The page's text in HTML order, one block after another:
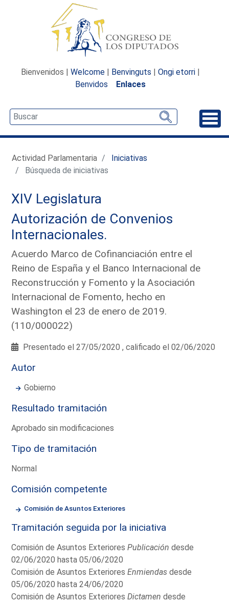
Bienvenidos | Welcome | Benvinguts | Ongi etorri |
Benvidos
Enlaces
Actividad Parlamentaria
Iniciativas
Búsqueda de iniciativas
XIV Legislatura
Autorización de Convenios
Internacionales.
Acuerdo Marco de Cofinanciación entre el
Reino de España y el Banco Internacional de
Reconstrucción y Fomento y la Asociación
Internacional de Fomento, hecho en
Washington el 23 de enero de 2019.
(110/000022)
Presentado el 27/05/2020 , calificado el 02/06/2020
Autor
Gobierno
Resultado tramitación
Aprobado sin modificaciones
Tipo de tramitación
Normal
Comisión competente
Comisión de Asuntos Exteriores
Tramitación seguida por la iniciativa
Comisión de Asuntos ExterioresPublicación desde
02/06/2020 hasta 05/06/2020
Comisión de Asuntos ExterioresEnmiendas desde
05/06/2020 hasta 24/06/2020
Comisión de Asuntos ExterioresDictamen desde